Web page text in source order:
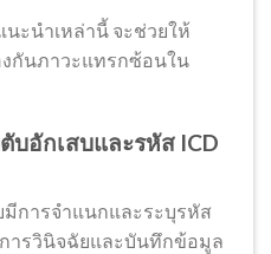
ะนำเหล่านี้ จะช่วยให้
กันภาวะแทรกซ้อนใน
บอักเสบและรหัส ICD
การจำแนกและระบุรหัส
ารวินิจฉัยและบันทึกข้อมูล